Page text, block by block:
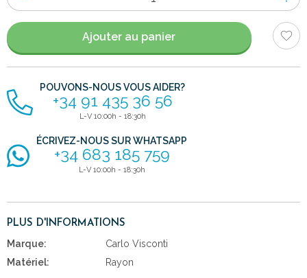
d'items
Ajouter au panier
POUVONS-NOUS VOUS AIDER?
+34 91 435 36 56
L-V 10:00h - 18:30h
ÉCRIVEZ-NOUS SUR WHATSAPP
+34 683 185 759
L-V 10:00h - 18:30h
PLUS D'INFORMATIONS
Marque:
Carlo Visconti
Matériel:
Rayon